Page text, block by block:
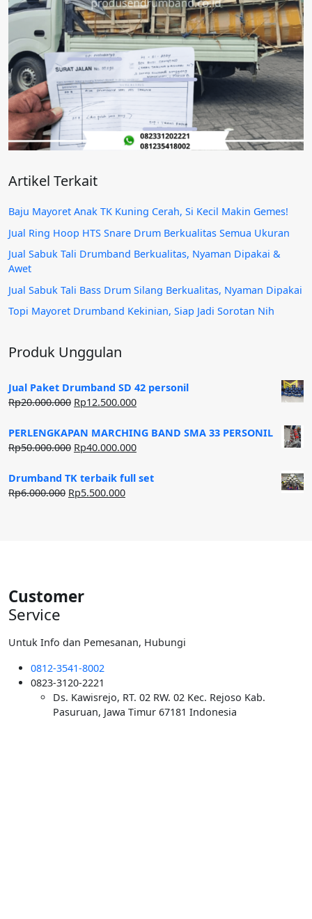
Artikel Terkait
Baju Mayoret Anak TK Kuning Cerah, Si Kecil Makin Gemes!
Jual Ring Hoop HTS Snare Drum Berkualitas Semua Ukuran
Jual Sabuk Tali Drumband Berkualitas, Nyaman Dipakai &
Awet
Jual Sabuk Tali Bass Drum Silang Berkualitas, Nyaman Dipakai
Topi Mayoret Drumband Kekinian, Siap Jadi Sorotan Nih
Produk Unggulan
Jual Paket Drumband SD 42 personil
Rp20.000.000 Harga
adalah:
Rp20.000.000.
Rp12.500.000Harga
ini
adalah:
PERLENGKAPAN MARCHING BAND SMA 33 PERSONIL
Rp50.000.000 Harga
adalah:
Rp50.000.000.
Rp40.000.000Harga
ini
Drumband TK terbaik full set
Rp6.000.000 Harga
Rp5.500.000Harga
Customer
Service
Untuk Info dan Pemesanan, Hubungi
0812-3541-8002
0823-3120-2221
Ds. Kawisrejo, RT. 02 RW. 02 Kec. Rejoso Kab.
Pasuruan, Jawa Timur 67181 Indonesia